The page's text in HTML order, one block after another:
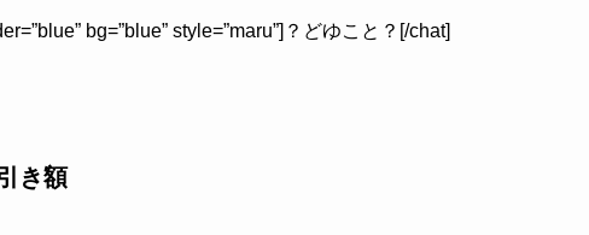
bg=”blue” style=”maru”]？どゆこと？[/chat]
き額